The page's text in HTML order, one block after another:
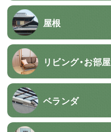
屋根
リビング・お部屋
ベランダ